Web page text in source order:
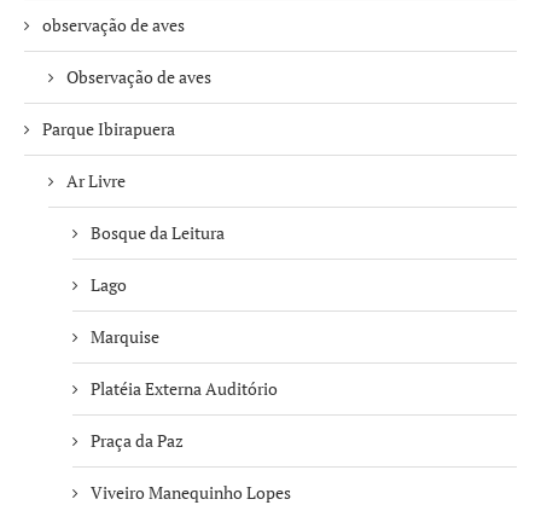
observação de aves
Observação de aves
Parque Ibirapuera
Ar Livre
Bosque da Leitura
Lago
Marquise
Platéia Externa Auditório
Praça da Paz
Viveiro Manequinho Lopes